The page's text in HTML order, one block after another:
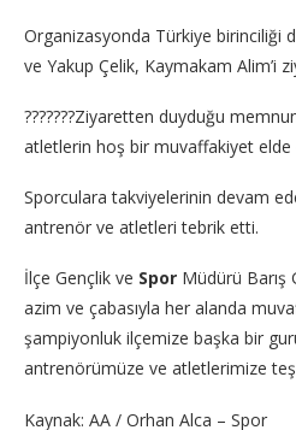
Organizasyonda Türkiye birinciliği
ve Yakup Çelik, Kaymakam Alim’i
???????Ziyaretten duyduğu
atletlerin hoş bir muvaffakiyet elde
Sporculara takviyelerinin devam
antrenör ve atletleri tebrik etti.
İlçe Gençlik ve Spor Müdürü Barış
azim ve çabasıyla her alanda
şampiyonluk ilçemize başka bir
antrenörümüze ve atletlerimize
Kaynak: AA / Orhan Alca – Spor